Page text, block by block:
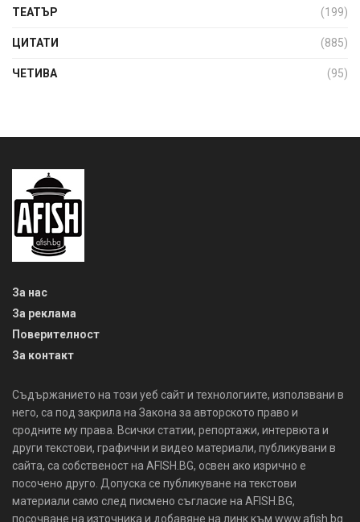
ТЕАТЪР (199)
ЦИТАТИ (885)
ЧЕТИВА (95)
За нас
За реклама
Поверителност
За контакт
Съдържанието на този уеб сайт и технологиите, използвани в
него, са под закрила на Закона за авторското право и
сродните му права. Всички статии, репортажи, интервюта и
други текстови, графични и видео материали, публикувани в
сайта, са собственост на AFISH.BG, освен ако изрично е
посочено друго. Допуска се публикуване на текстови
материали само след писмено съгласие на AFISH.BG,
посочване на източника и добавяне на линк към www.afish.bg.